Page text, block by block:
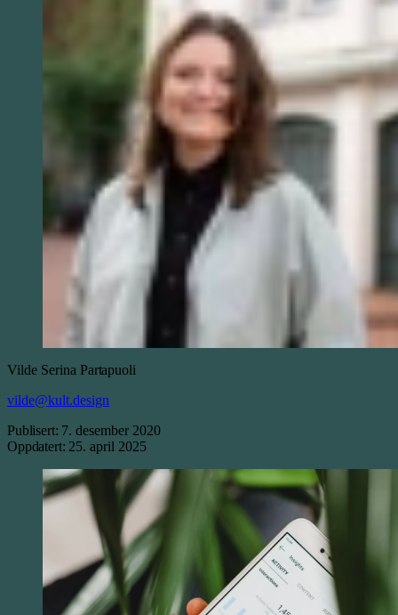
Vilde Serina Partapuoli
vilde@kult.design
Publisert: 7. desember 2020
Oppdatert: 25. april 2025